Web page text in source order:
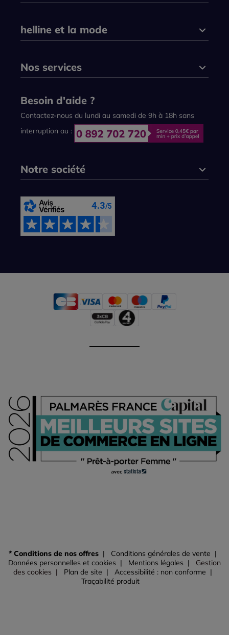
helline et la mode
Nos services
Besoin d'aide ?
Contactez-nous du lundi au samedi de 9h à 18h sans
interruption au :
Notre société
* Conditions de nos offres
Conditions générales de vente
Données personnelles et cookies
Mentions légales
Gestion
des cookies
Plan de site
Accessibilité : non conforme
Traçabilité produit